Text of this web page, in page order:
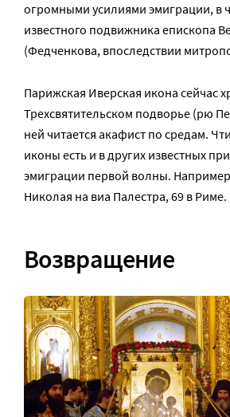
огромными усилиями эмиграции, в
известного подвижника епископа
(Федченкова, впоследствии
Парижская Иверская икона сейчас
Трехсвятительском подворье (рю
ней читается акафист по средам.
иконы есть и в других известных
эмиграции первой волны.
Николая на виа Палестра, 69 в Риме.
Возвращение